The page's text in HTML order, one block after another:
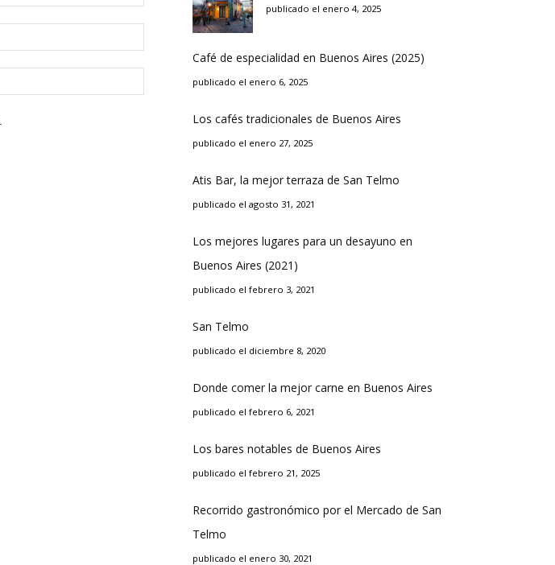
publicado el enero 4, 2025
Café de especialidad en Buenos Aires (2025)
publicado el enero 6, 2025
Los cafés tradicionales de Buenos Aires
publicado el enero 27, 2025
Atis Bar, la mejor terraza de San Telmo
publicado el agosto 31, 2021
Los mejores lugares para un desayuno en
Buenos Aires (2021)
publicado el febrero 3, 2021
San Telmo
publicado el diciembre 8, 2020
Donde comer la mejor carne en Buenos Aires
publicado el febrero 6, 2021
Los bares notables de Buenos Aires
publicado el febrero 21, 2025
Recorrido gastronómico por el Mercado de San
Telmo
publicado el enero 30, 2021